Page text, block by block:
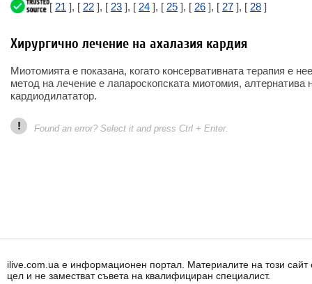
[ 21 ], [ 22 ], [ 23 ], [ 24 ], [ 25 ], [ 26 ], [ 27 ], [ 28 ]
Хирургично лечение на ахалазия кардия
Миотомията е показана, когато консервативната терапия е
метод на лечение е лапароскопската миотомия, алтернатива
кардиодилататор.
! Found an error? Select it and press Ctrl + Enter.
ilive.com.ua е информационен портал. Материалите на този
цел и не заместват съвета на квалифициран специалист.